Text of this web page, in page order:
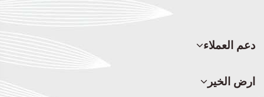
دعم العملاء
ارض الخير